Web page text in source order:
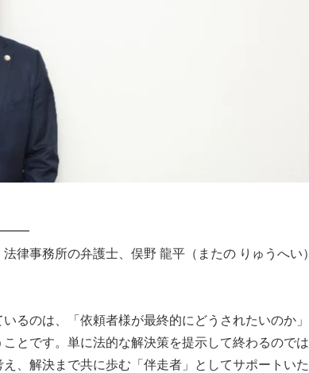
律事務所の弁護士、俣野 龍平（またの りゅうへい）
るのは、「依頼者様が最終的にどうされたいのか」
とです。単に法的な解決策を提示して終わるのでは
、解決まで共に歩む「伴走者」としてサポートいた